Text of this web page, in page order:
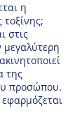
η
στις
μεγαλύτερη
της
προσώπου.